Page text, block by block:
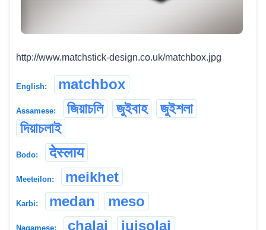
http://www.matchstick-design.co.uk/matchbox.jpg
English: matchbox
Assamese: জিয়াচলি জুইবাহ
জুইশলা
দিয়াচলাই
Bodo: देस्लाय
Meeteilon: meikhet
Karbi: medan meso
Nagamese: chalai juisolai